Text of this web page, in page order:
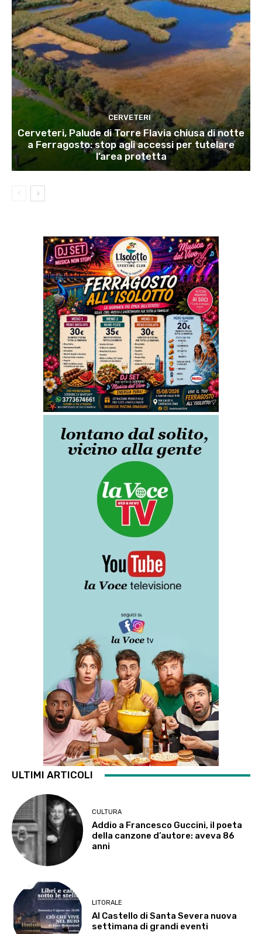
CERVETERI
Cerveteri, Palude di Torre Flavia chiusa di notte
a Ferragosto: stop agli accessi per tutelare
l’area protetta
ULTIMI ARTICOLI
CULTURA
Addio a Francesco Guccini, il poeta
della canzone d’autore: aveva 86
anni
LITORALE
Al Castello di Santa Severa nuova
settimana di grandi eventi